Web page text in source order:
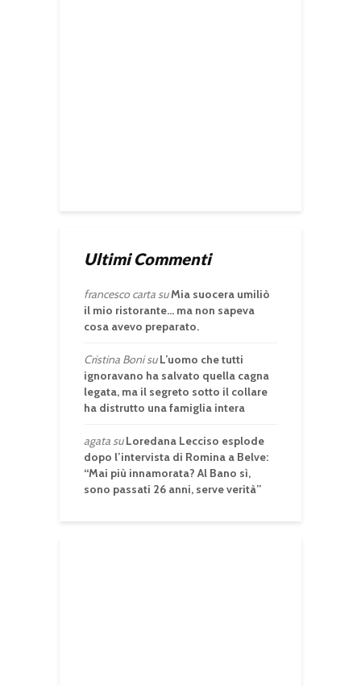
Ultimi Commenti
francesco cartasuMia suocera umiliò
il mio ristorante… ma non sapeva
cosa avevo preparato.
Cristina BonisuL’uomo che tutti
ignoravano ha salvato quella cagna
legata, ma il segreto sotto il collare
ha distrutto una famiglia intera
agatasuLoredana Lecciso esplode
dopo l’intervista di Romina a Belve:
“Mai più innamorata? Al Bano sì,
sono passati 26 anni, serve verità”